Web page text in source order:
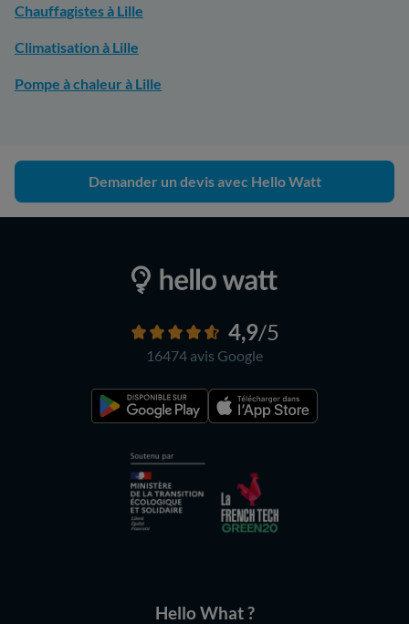
Chauffagistes à Lille
Climatisation à Lille
Pompe à chaleur à Lille
Demander un devis avec Hello Watt
4,9/5
16474 avis Google
Hello What ?